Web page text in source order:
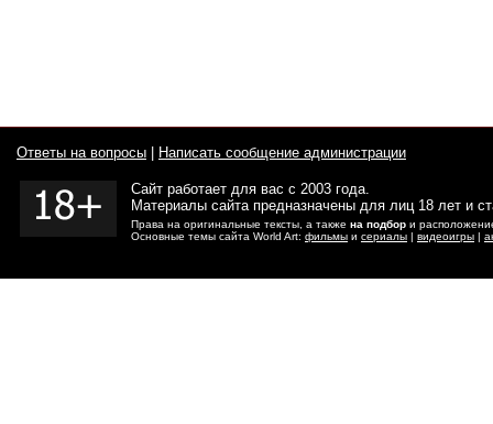
Ответы на вопросы Написать сообщение администрации
Сайт работает для вас с 2003 года.
Материалы сайта предназначены для лиц 18 лет и
Права на оригинальные тексты, а также на подбор и
Основные темы сайта World Art: фильмы и сериалы | видеоигры |